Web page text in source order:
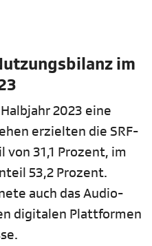
im
2023 eine
erzielten die SRF-
31,1 Prozent, im
53,2 Prozent.
auch das Audio-
digitalen Plattformen